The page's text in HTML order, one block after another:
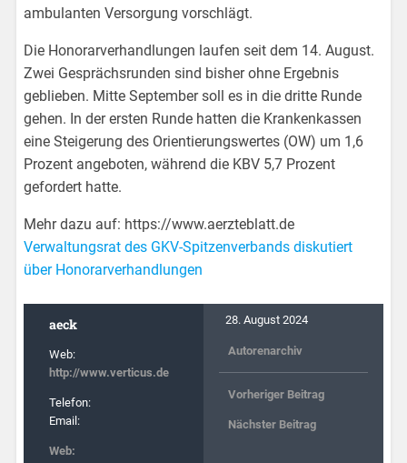
ambulanten Versorgung vorschlägt.
Die Honorarverhandlungen laufen seit dem 14. August.
Zwei Gesprächsrunden sind bisher ohne Ergebnis
geblieben. Mitte September soll es in die dritte Runde
gehen. In der ersten Runde hatten die Krankenkassen
eine Steigerung des Orientierungswertes (OW) um 1,6
Prozent angeboten, während die KBV 5,7 Prozent
gefordert hatte.
Mehr dazu auf: https://www.aerzteblatt.de
Verwaltungsrat des GKV-Spitzenverbands diskutiert
über Honorarverhandlungen
aeck
Web:
http://www.verticus.de
Telefon:
Email:
Web:
28. August 2024
Autorenarchiv
Vorheriger Beitrag
Nächster Beitrag